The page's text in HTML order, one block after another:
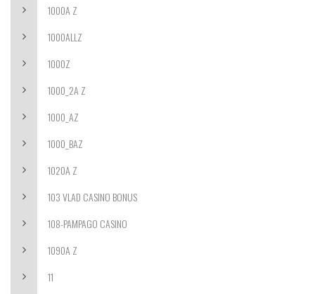
1000A Z
1000ALLZ
1000Z
1000_2A Z
1000_AZ
1000_BAZ
1020A Z
103 VLAD CASINO BONUS
108-PAMPAGO CASINO
1090A Z
11